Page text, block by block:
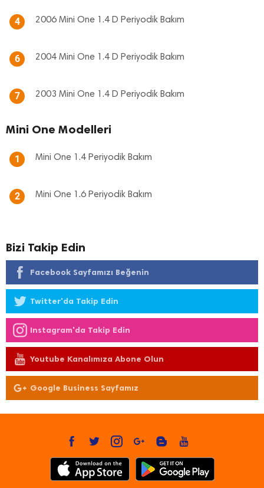
4 2006 Mini One 1.4 D Periyodik Bakım
6 2004 Mini One 1.4 D Periyodik Bakım
7 2003 Mini One 1.4 D Periyodik Bakım
Mini One Modelleri
1 Mini One 1.4 Periyodik Bakım
2 Mini One 1.6 Periyodik Bakım
Bizi Takip Edin
Facebook Sayfamızı Beğenin
Twitter'da Takip Edin
Instagram'da Takip Edin
Youtube Kanalımıza Abone Olun
Google Business Sayfamız